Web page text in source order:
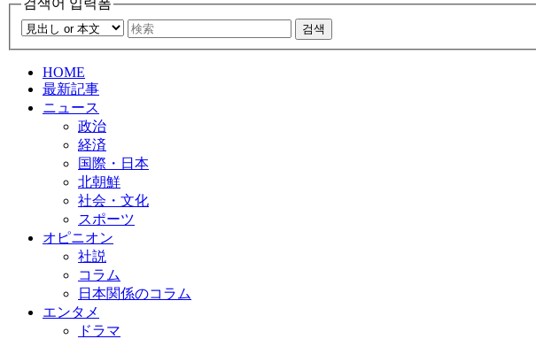
검색어 입력폼
검색
HOME
最新記事
ニュース
政治
経済
国際・日本
北朝鮮
社会・文化
スポーツ
オピニオン
社説
コラム
日本関係のコラム
エンタメ
ドラマ